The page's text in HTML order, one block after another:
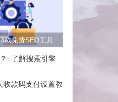
款免费SEO工具
- 了解搜索引擎
收款码支付设置教